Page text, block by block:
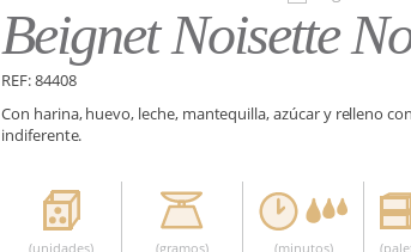
Beignet Noisette
REF: 84408
Con harina, huevo, leche, mantequilla, azúcar y relleno
indiferente.
(unidades) (gramos) (minutos)